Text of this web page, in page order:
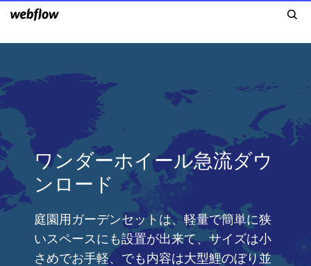
ワンダーホイール急流ダウ
ンロード
庭園用ガーデンセットは、軽量で簡単に狭
いスペースにも設置が出来て、サイズは小
さめでお手軽、でも内容は大型鯉のぼり並